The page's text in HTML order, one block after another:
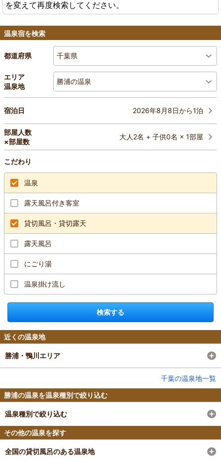
を変えて再度検索してください。
温泉宿を検索
都道府県 千葉県
エリア
温泉地
勝浦の温泉
宿泊日 2026年8月8日から1泊
部屋人数
×部屋数
大人2名 + 子供0名 × 1部屋
こだわり
温泉
露天風呂付き客室
貸切風呂・貸切露天
露天風呂
にごり湯
温泉掛け流し
検索する
近くの温泉地
勝浦・鴨川エリア
千葉の温泉地一覧
勝浦の温泉を温泉種別で絞り込む
温泉種別で絞り込む
その他の温泉を探す
全国の貸切風呂のある温泉地